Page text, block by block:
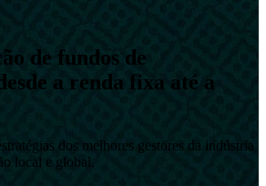
de fundos de
a renda fixa até a
dos melhores gestores da indústria
local e global.